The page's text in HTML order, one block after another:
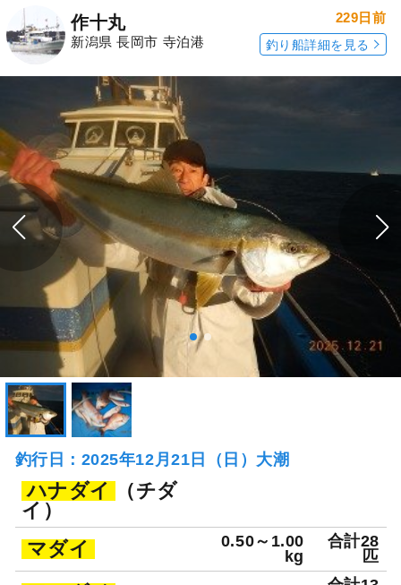
作十丸
新潟県 長岡市 寺泊港
229日前
釣り船詳細を見る
釣行日：2025年12月21日（日）大潮
ハナダイ
（チダ
イ）
マダイ
0.50～1.00
kg
合計28
匹